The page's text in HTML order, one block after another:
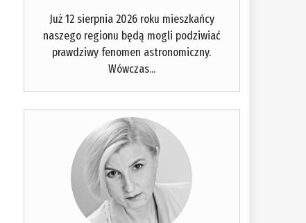
Już 12 sierpnia 2026 roku mieszkańcy
naszego regionu będą mogli podziwiać
prawdziwy fenomen astronomiczny.
Wówczas...